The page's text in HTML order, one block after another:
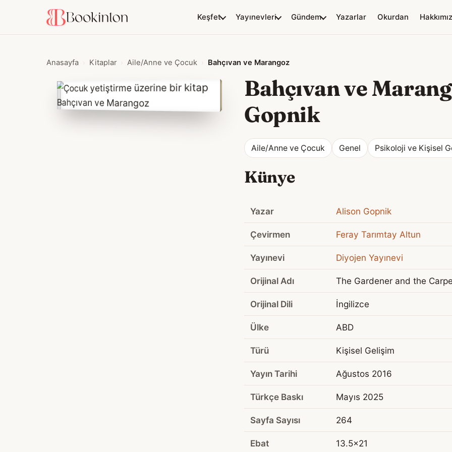
Keşfet Yayınevleri Gündem Yazarlar Okurdan
Anasayfa Kitaplar Aile/Anne ve Çocuk Bahçıvan ve Marangoz
Bahçıvan ve
Gopnik
Aile/Anne ve Çocuk Genel Psikoloji ve Kişisel
Künye
Yazar Alison Gopnik
Çevirmen Feray Tarımtay Altun
Yayınevi Diyojen Yayınevi
Orijinal Adı The Gardener and the
Orijinal Dili İngilizce
Ülke ABD
Türü Kişisel Gelişim
Yayın Tarihi Ağustos 2016
Türkçe Baskı Mayıs 2025
Sayfa Sayısı 264
Ebat 13.5x21